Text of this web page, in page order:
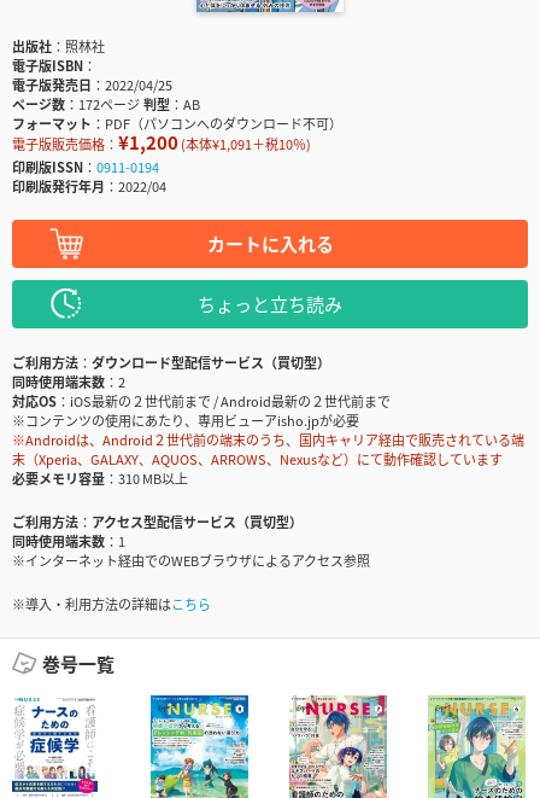
出版社
照林社
電子版ISBN
電子版発売日
2022/04/25
ページ数
172ページ判型
AB
フォーマット
PDF（パソコンへのダウンロード不可）
電子版販売価格： ¥1,200(本体¥1,091＋税10％)
印刷版ISSN
0911-0194
印刷版発行年月
2022/04
カートに入れる
ちょっと立ち読み
ご利用方法
ダウンロード型配信サービス（買切型）
同時使用端末数
2
対応OS
iOS最新の２世代前まで / Android最新の２世代前まで
※コンテンツの使用にあたり、専用ビューアisho.jpが必要
※Androidは、Android２世代前の端末のうち、国内キャリア経由で販売されている端
末（Xperia、GALAXY、AQUOS、ARROWS、Nexusなど）にて動作確認しています
必要メモリ容量
310 MB以上
ご利用方法
アクセス型配信サービス（買切型）
同時使用端末数
1
※インターネット経由でのWEBブラウザによるアクセス参照
※導入・利用方法の詳細はこちら
巻号一覧